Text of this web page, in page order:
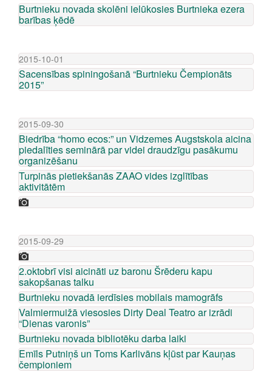
Burtnieku novada skolēni ielūkosies Burtnieka ezera
barības ķēdē
2015-10-01
Sacensības spiningošanā “Burtnieku Čempionāts
2015”
2015-09-30
Biedrība “homo ecos:” un Vidzemes Augstskola aicina
piedalīties seminārā par videi draudzīgu pasākumu
organizēšanu
Turpinās pietiekšanās ZAAO vides izglītības
aktivitātēm
2015-09-29
2.oktobrī visi aicināti uz baronu Šrēderu kapu
sakopšanas talku
Burtnieku novadā ierdīsies mobilais mamogrāfs
Valmiermuižā viesosies Dirty Deal Teatro ar izrādi
“Dienas varonis”
Burtnieku novada bibliotēku darba laiki
Emīls Putniņš un Toms Karlivāns kļūst par Kauņas
čempioniem